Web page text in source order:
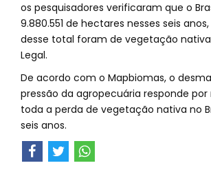
os pesquisadores verificaram que o
9.880.551 de hectares nesses seis
desse total foram de vegetação
Legal.
De acordo com o Mapbiomas, o
pressão da agropecuária responde por
toda a perda de vegetação nativa no
seis anos.